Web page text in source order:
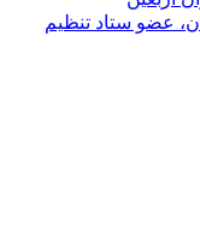
عضو ستاد تنظیم